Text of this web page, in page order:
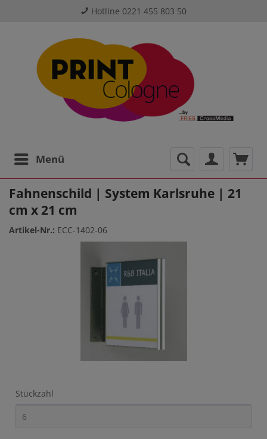
Hotline 0221 455 803 50
Menü
Fahnenschild | System Karlsruhe | 21
cm x 21 cm
Artikel-Nr.: ECC-1402-06
Stückzahl